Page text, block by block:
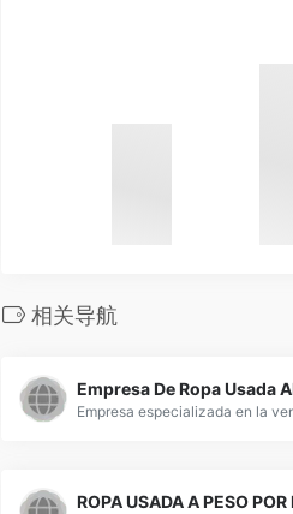
相关导航
Empresa De Ropa Usada
ROPA USADA A PESO POR